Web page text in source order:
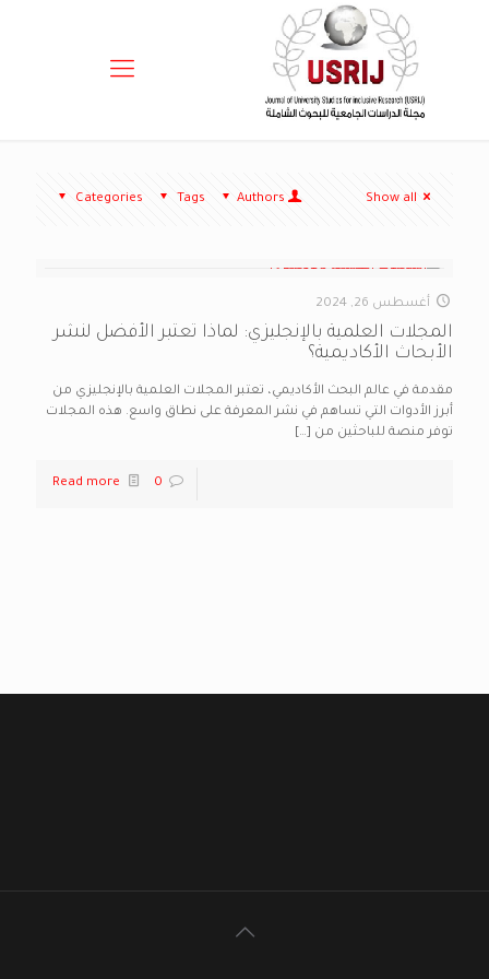
Categories Tags Authors Show all
أغسطس 26, 2024
المجلات العلمية بالإنجليزي: لماذا تعتبر الأفضل لنشر
الأبحاث الأكاديمية؟
مقدمة في عالم البحث الأكاديمي، تعتبر المجلات العلمية بالإنجليزي من
أبرز الأدوات التي تساهم في نشر المعرفة على نطاق واسع. هذه المجلات
توفر منصة للباحثين من […]
0
Read more